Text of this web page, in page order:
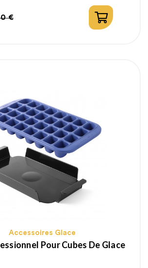
€
Accessoires Glace
Pour Cubes De Glace